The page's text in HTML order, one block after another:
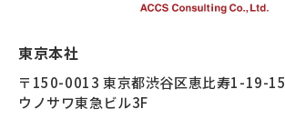
東京本社
〒150-0013 東京都渋谷区恵比寿1-19-15
ウノサワ東急ビル3F